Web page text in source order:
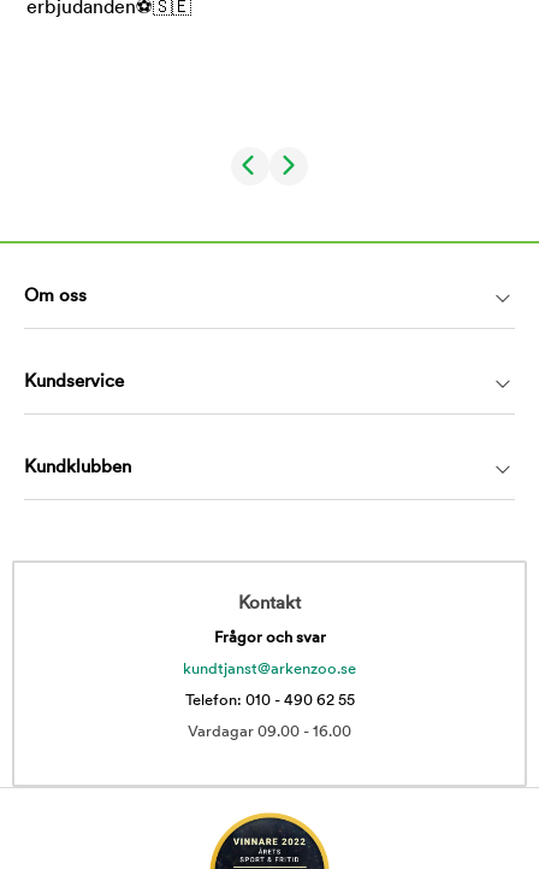
Om oss
Kundservice
Kundklubben
Kontakt
Frågor och svar
kundtjanst@arkenzoo.se
Telefon: 010 - 490 62 55
Vardagar 09.00 - 16.00